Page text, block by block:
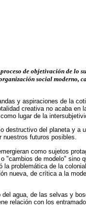
de objetivación de lo
social moderno,
y aspiraciones de la
creativa no acaba en
lugar de la
destructivo del planeta y a
nuestros futuros posibles.
como sujetos
"cambios de modelo" sino
problemática de la
nueva, de crítica a la
agua, de las selvas y
relación con los